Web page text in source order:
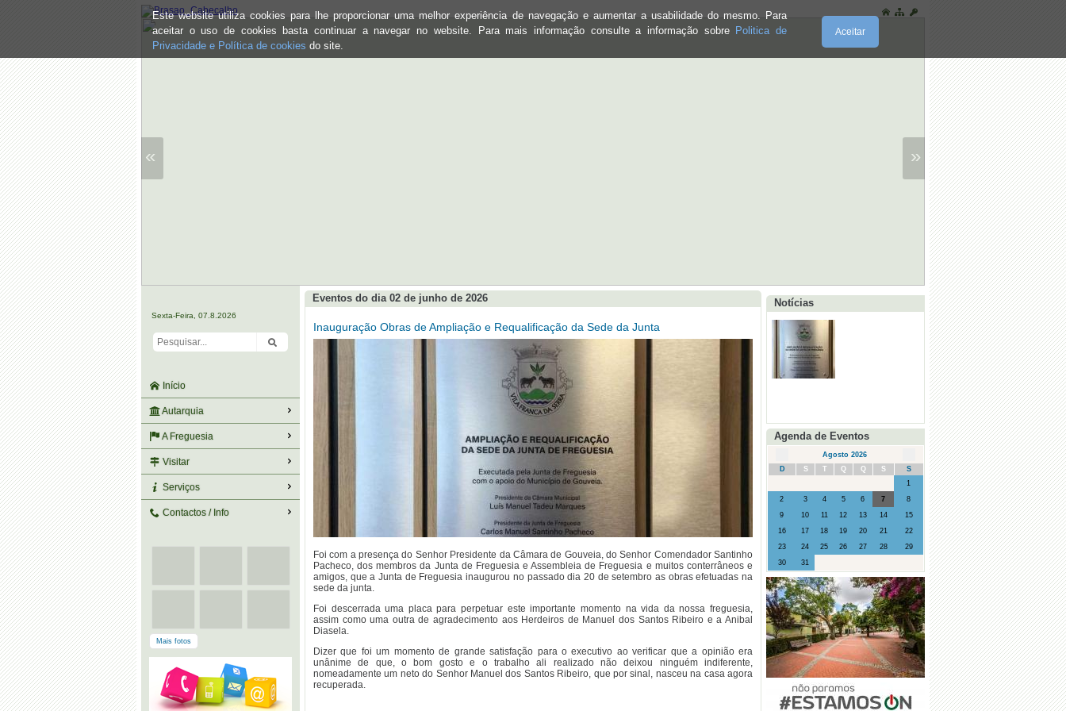
Este website utiliza cookies para lhe proporcionar uma melhor experiência de navegação e aumentar a usabilidade do mesmo. Para
aceitar o uso de cookies basta continuar a navegar no website. Para mais informação consulte a informação sobre Politica de
Privacidade e Política de cookies do site.
Aceitar
« »
Sexta-Feira, 07.8.2026
Início
Autarquia
A Freguesia
Visitar
Serviços
Contactos / Info
Mais fotos
Eventos do dia 02 de junho de 2026
Inauguração Obras de Ampliação e Requalificação da Sede da Junta
Foi com a presença do Senhor Presidente da Câmara de Gouveia, do Senhor Comendador Santinho
Pacheco, dos membros da Junta de Freguesia e Assembleia de Freguesia e muitos conterrâneos e
amigos, que a Junta de Freguesia inaugurou no passado dia 20 de setembro as obras efetuadas na
sede da junta.
Foi descerrada uma placa para perpetuar este importante momento na vida da nossa freguesia,
assim como uma outra de agradecimento aos Herdeiros de Manuel dos Santos Ribeiro e a Anibal
Diasela.
Dizer que foi um momento de grande satisfação para o executivo ao verificar que a opinião era
unânime de que, o bom gosto e o trabalho ali realizado não deixou ninguém indiferente,
nomeadamente um neto do Senhor Manuel dos Santos Ribeiro, que por sinal, nasceu na casa agora
recuperada.
Notícias
Agenda de Eventos
Agosto 2026
D
S T Q Q S
S
1
2
3 4 5 6 7
8
9
10 11 12 13 14
15
16
17 18 19 20 21
22
23
24 25 26 27 28
29
30
31